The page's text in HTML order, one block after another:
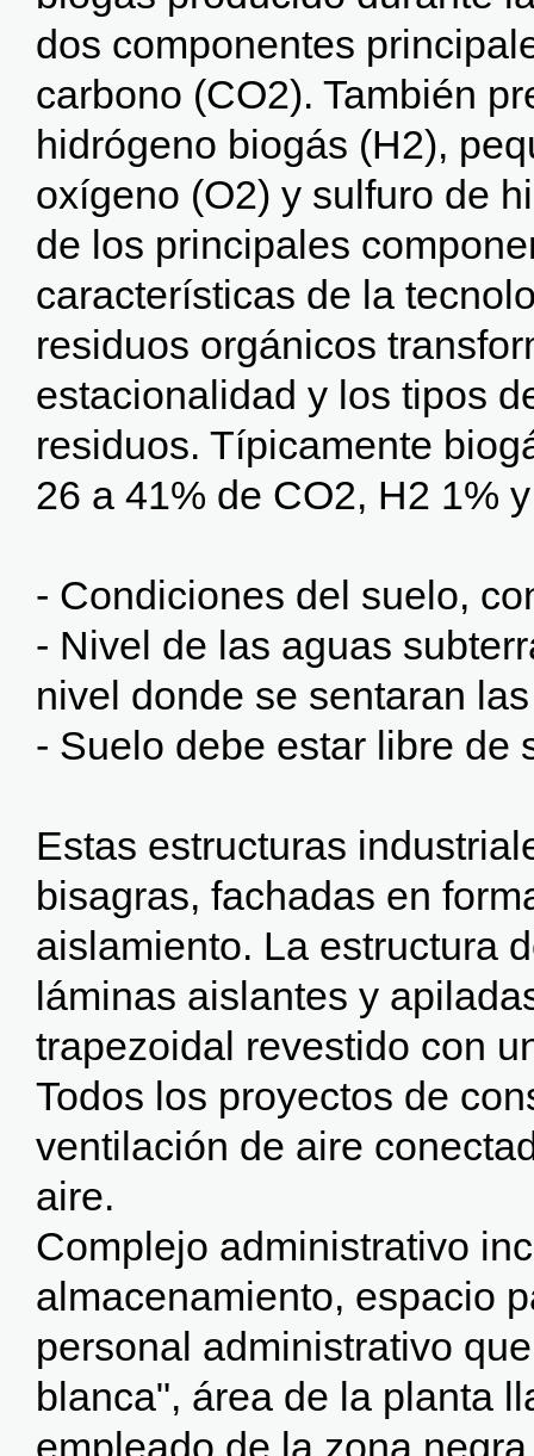
dos componentes
carbono (CO2). También
hidrógeno biogás (H2),
oxígeno (O2) y sulfuro de
de los principales
características de la
residuos orgánicos
estacionalidad y los tipos
residuos. Típicamente
26 a 41% de CO2, H2 1%
- Condiciones del suelo,
- Nivel de las aguas
nivel donde se sentaran
- Suelo debe estar libre de
Estas estructuras
bisagras, fachadas en
aislamiento. La estructura
láminas aislantes y
trapezoidal revestido con
Todos los proyectos de
ventilación de aire
aire.
Complejo administrativo
almacenamiento, espacio
personal administrativo
blanca", área de la planta
empleado de la zona